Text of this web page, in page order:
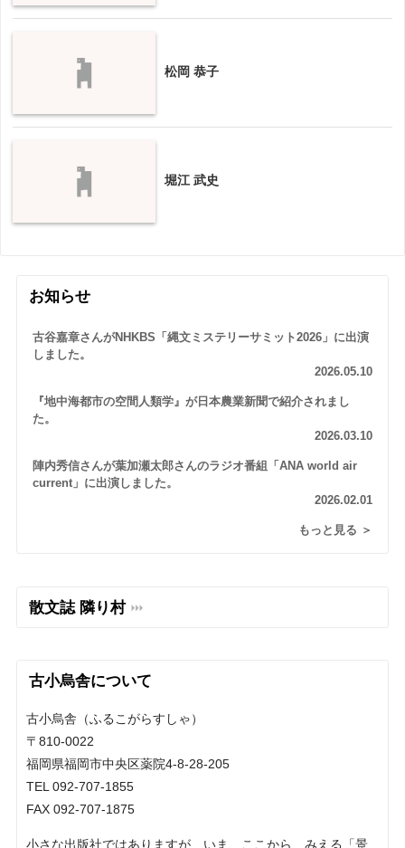
松岡 恭子
堀江 武史
お知らせ
古谷嘉章さんがNHKBS「縄文ミステリーサミット2026」に出演
しました。
2026.05.10
『地中海都市の空間人類学』が日本農業新聞で紹介されまし
た。
2026.03.10
陣内秀信さんが葉加瀬太郎さんのラジオ番組「ANA world air
current」に出演しました。
2026.02.01
もっと見る ＞
散文誌 隣り村
古小烏舎について
古小烏舎（ふるこがらすしゃ）
〒810-0022
福岡県福岡市中央区薬院4-8-28-205
TEL 092-707-1855
FAX 092-707-1875
小さな出版社ではありますが、いま、ここから、みえる「景